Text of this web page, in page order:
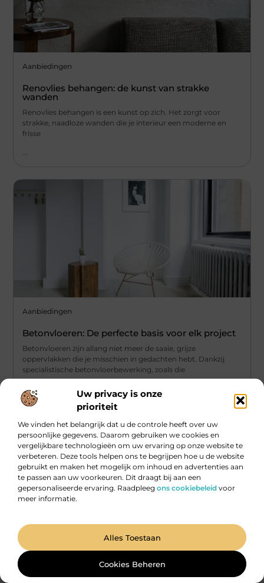
Uw privacy is onze
prioriteit
We vinden het belangrijk dat u de controle heeft over uw
persoonlijke gegevens. Daarom gebruiken we cookies en
vergelijkbare technologieën om uw ervaring op onze website te
verbeteren. Deze tools helpen ons te begrijpen hoe u de website
gebruikt en maken het mogelijk om inhoud en advertenties aan
te passen aan uw voorkeuren. Dit draagt bij aan een
gepersonaliseerde ervaring. Raadpleeg ons cookiebeleid voor
meer informatie.
Alles Toestaan
Cookies Beheren
Aanbiedingen
Renovlies behangen: de kunst van strakke
wanden
Renovlies behangen is een kunst op zich. Het zorgt voor
strakke, naadloze wanden die je interieur een moderne en
frisse
...
Aanbiedingen
Betonvloeren: De perfecte basis voor elk project
Betonvloeren zijn allang niet meer de saaie, grijze
oppervlakken die je misschien in gedachten hebt. Dankzij
specialistische betonvloerbewerking, zoals die
...
Aanbiedingen
Slim ondernemen met hulp van een